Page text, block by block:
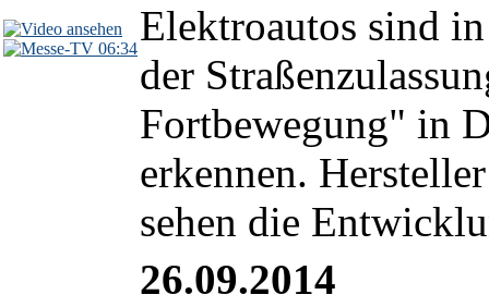
06:34Elektroautos sind
der
Fortbewegung" in
erkennen.
sehen die
26.09.2014